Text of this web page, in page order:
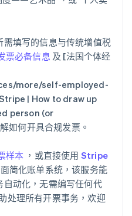
填写的信息与传统增值税
票必备信息 及 [法国个体经
more/self-employed-
| How to draw up
person (or
如何开具合规发票。
样本 ，或直接使用 Stripe
简化账单系统，该服务能
动化，无需编写任何代
处理所有开票事务，欢迎